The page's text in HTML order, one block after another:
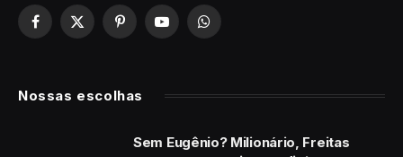
Facebook
X
PinterestYouTubeWhatsApp
Nossas escolhas
Sem Eugênio? Milionário, Freitas